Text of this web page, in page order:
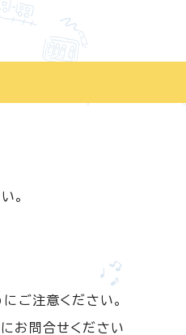
。
ご注意ください。
お問合せください